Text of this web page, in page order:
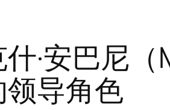
·安巴尼
导角色